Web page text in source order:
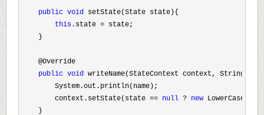
public void setState(State state){
this .state = state;
    }
    @Override
public void writeName(StateContext context, String
        System.out.println(name);
        context.setState(state
== null ? new
    }